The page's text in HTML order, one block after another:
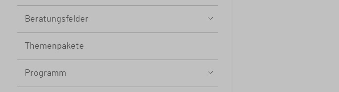
Mandatsvereinbarungen
Gebührenrecht
Beratungsfelder
Nachfolgeberatung
Sanierungsberatung
Themenpakete
Programm